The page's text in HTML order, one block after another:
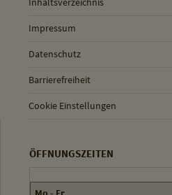
Impressum
Datenschutz
Barrierefreiheit
Cookie Einstellungen
ÖFFNUNGSZEITEN